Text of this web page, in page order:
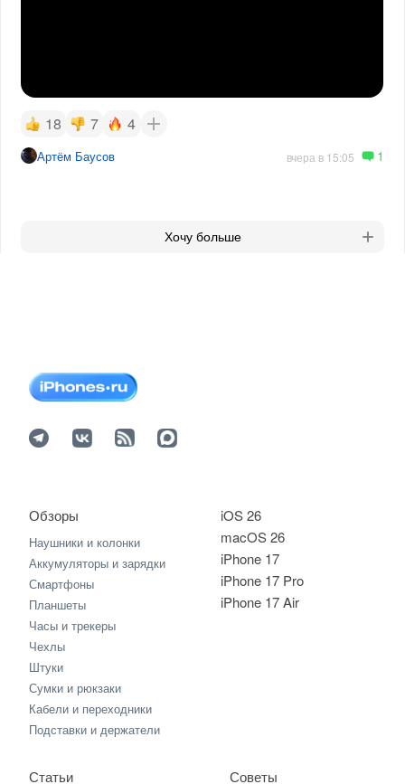
18 7 4
Артём Баусов вчера в 15:05 1
Хочу больше
iOS 26
macOS 26
iPhone 17
iPhone 17 Pro
iPhone 17 Air
Обзоры
Наушники и колонки
Аккумуляторы и зарядки
Смартфоны
Планшеты
Часы и трекеры
Чехлы
Штуки
Сумки и рюкзаки
Кабели и переходники
Подставки и держатели
Статьи Советы